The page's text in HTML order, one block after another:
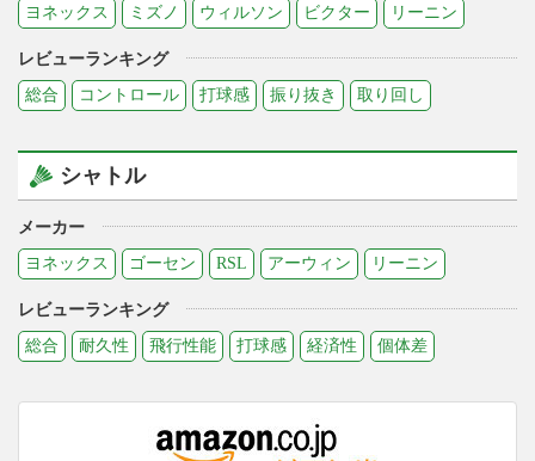
ヨネックス
ミズノ ウィルソン ビクター リーニン
レビューランキング
総合
コントロール 打球感 振り抜き 取り回し
シャトル
メーカー
ヨネックス
ゴーセン RSL アーウィン リーニン
レビューランキング
総合
耐久性 飛行性能 打球感 経済性 個体差